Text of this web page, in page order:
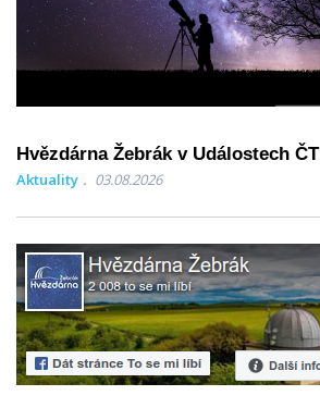
Hvězdárna Žebrák v Událostech ČT
Aktuality 03.08.2026